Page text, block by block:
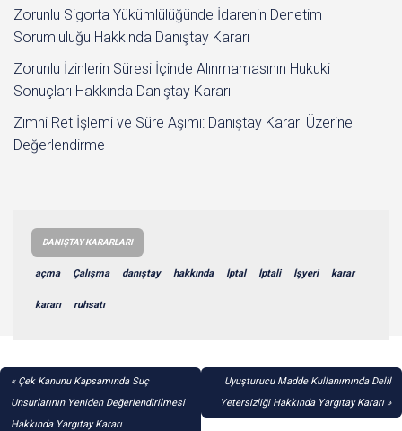
Zorunlu Sigorta Yükümlülüğünde İdarenin Denetim
Sorumluluğu Hakkında Danıştay Kararı
Zorunlu İzinlerin Süresi İçinde Alınmamasının Hukuki
Sonuçları Hakkında Danıştay Kararı
Zımni Ret İşlemi ve Süre Aşımı: Danıştay Kararı Üzerine
Değerlendirme
DANIŞTAY KARARLARI
açma Çalışma danıştay hakkında İptal İptali İşyeri karar
kararı ruhsatı
YAZI
GEZINMESI
Çek Kanunu Kapsamında Suç
Unsurlarının Yeniden Değerlendirilmesi
Hakkında Yargıtay Kararı
Uyuşturucu Madde Kullanımında Delil
Yetersizliği Hakkında Yargıtay Kararı